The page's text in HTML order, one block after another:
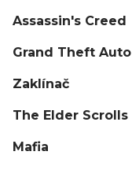
Assassin's Creed
Grand Theft Auto
Zaklínač
The Elder Scrolls
Mafia